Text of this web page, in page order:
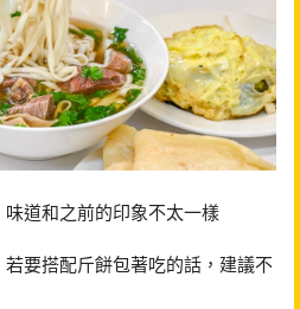
味道和之前的印象不太一樣
要搭配斤餅包著吃的話，建議不